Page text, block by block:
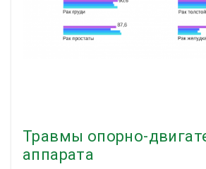
Травмы опорно-
аппарата